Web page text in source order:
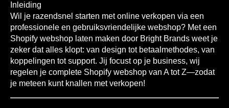
Inleiding
Wil je razendsnel starten met online verkopen via een
professionele en gebruiksvriendelijke webshop? Met een
Shopify webshop laten maken door Bright Brands weet je
zeker dat alles klopt: van design tot betaalmethodes, van
koppelingen tot support. Jij focust op je business, wij
regelen je complete Shopify webshop van A tot Z—zodat
je meteen kunt knallen met verkopen!